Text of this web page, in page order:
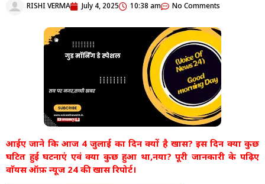
RISHI VERMA July 4, 2025 10:38 am No Comments
आईए जाने कि आज 4 जुलाई का दिन क्यों है खास? इस दिन क्या कुछ
घटित हुई घटनाएं एवं क्या कुछ हुआ था,नया? पूरी जानकारी के पढ़िए
वाॅयस ऑफ़ न्यूज 24 की खास रिपोर्ट।